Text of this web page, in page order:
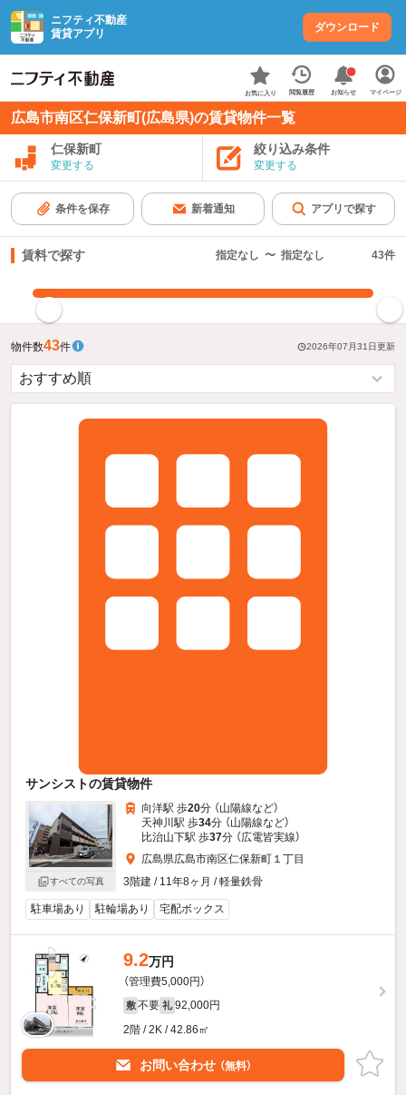
ニフティ不動産
賃貸アプリ
ダウンロード
お気に入り 閲覧履歴 お知らせ マイページ
広島市南区仁保新町(広島県)の賃貸物件一覧
仁保新町
変更する
絞り込み条件
変更する
条件を保存 新着通知 アプリで探す
賃料で探す 指定なし 〜 指定なし 43件
物件数43件 2026年07月31日更新
サンシストの賃貸物件
すべての写真
向洋駅 歩20分 （山陽線など）
天神川駅 歩34分 （山陽線など）
比治山下駅 歩37分 （広電皆実線）
広島県広島市南区仁保新町１丁目
3階建 / 11年8ヶ月 / 軽量鉄骨
駐車場あり 駐輪場あり 宅配ボックス
9.2万円
（管理費5,000円）
敷 不要 礼 92,000円
2階 / 2K / 42.86㎡
お問い合わせ （無料）